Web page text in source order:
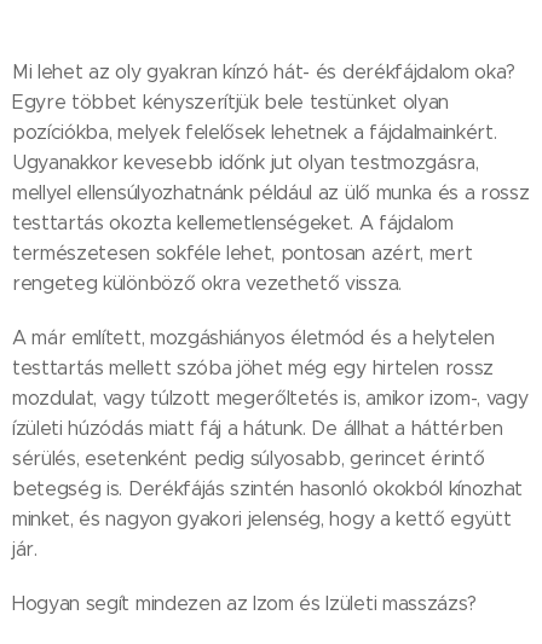
Mi lehet az oly gyakran kínzó hát- és derékfájdalom oka?
Egyre többet kényszerítjük bele testünket olyan
pozíciókba, melyek felelősek lehetnek a fájdalmainkért.
Ugyanakkor kevesebb időnk jut olyan testmozgásra,
mellyel ellensúlyozhatnánk például az ülő munka és a rossz
testtartás okozta kellemetlenségeket. A fájdalom
természetesen sokféle lehet, pontosan azért, mert
rengeteg különböző okra vezethető vissza.
A már említett, mozgáshiányos életmód és a helytelen
testtartás mellett szóba jöhet még egy hirtelen rossz
mozdulat, vagy túlzott megerőltetés is, amikor izom-, vagy
ízületi húzódás miatt fáj a hátunk. De állhat a háttérben
sérülés, esetenként pedig súlyosabb, gerincet érintő
betegség is. Derékfájás szintén hasonló okokból kínozhat
minket, és nagyon gyakori jelenség, hogy a kettő együtt
jár.
Hogyan segít mindezen az Izom és Izületi masszázs?